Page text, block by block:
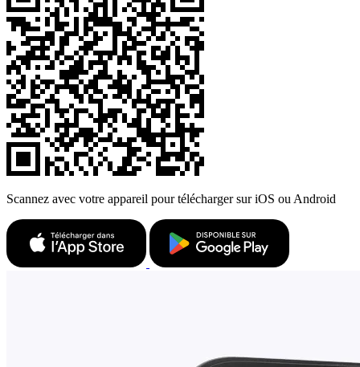
Scannez avec votre appareil pour télécharger sur iOS ou Android